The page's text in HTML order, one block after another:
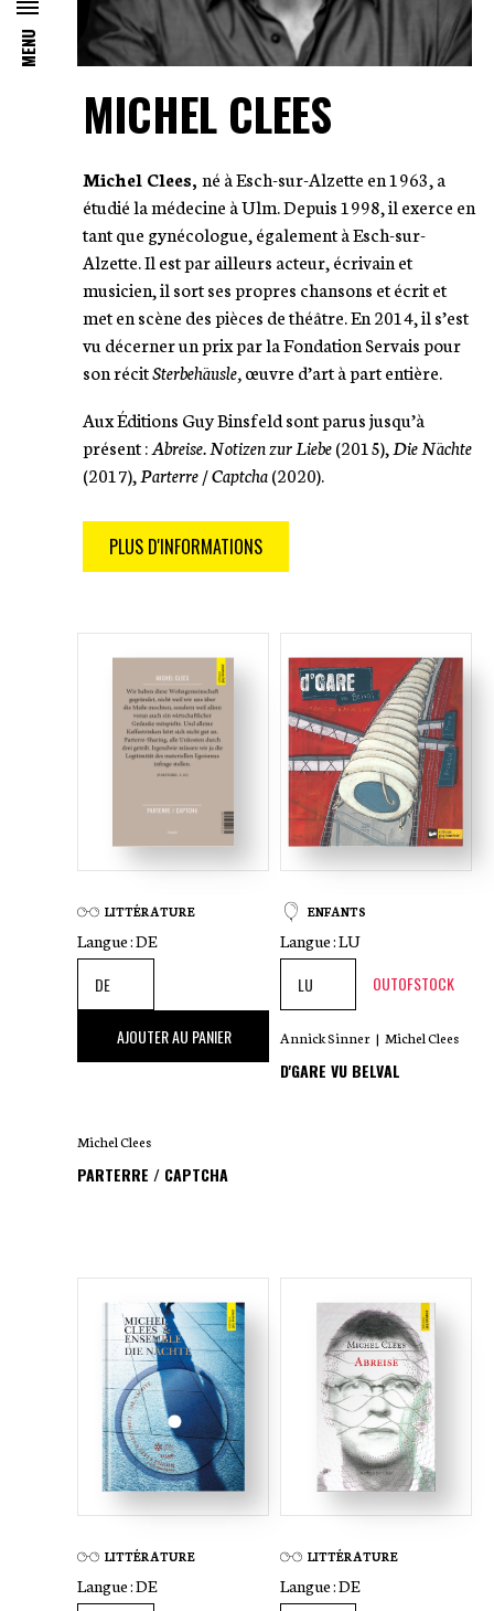
MENU
MICHEL CLEES
Michel Clees, né à Esch-sur-Alzette en 1963, a
étudié la médecine à Ulm. Depuis 1998, il exerce en
tant que gynécologue, également à Esch-sur-
Alzette. Il est par ailleurs acteur, écrivain et
musicien, il sort ses propres chansons et écrit et
met en scène des pièces de théâtre. En 2014, il s’est
vu décerner un prix par la Fondation Servais pour
son récitSterbehäusle, œuvre d’art à part entière.
Aux Éditions Guy Binsfeld sont parus jusqu’à
présent : Abreise. Notizen zur Liebe(2015), Die Nächte
(2017), Parterre / Captcha(2020).
PLUS D'INFORMATIONS
LITTÉRATURE
Langue :DE
,00 €AJOUTER AU PANIER
Michel Clees
PARTERRE / CAPTCHA
ENFANTS
Langue :LU
OUTOFSTOCK
Annick Sinner | Michel Clees
D'GARE VU BELVAL
LITTÉRATURE
Langue :DE
LITTÉRATURE
Langue :DE